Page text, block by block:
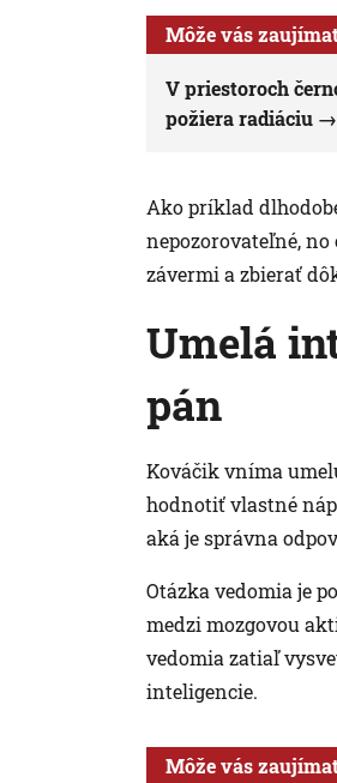
Môže vás
V priestoroch
požiera radiáciu
Ako príklad
nepozorovateľné,
závermi a zbierať
Umelá
pán
Kováčik vníma
hodnotiť vlastné
aká je správna
Otázka vedomia je
medzi mozgovou
vedomia zatiaľ
inteligencie.
Môže vás